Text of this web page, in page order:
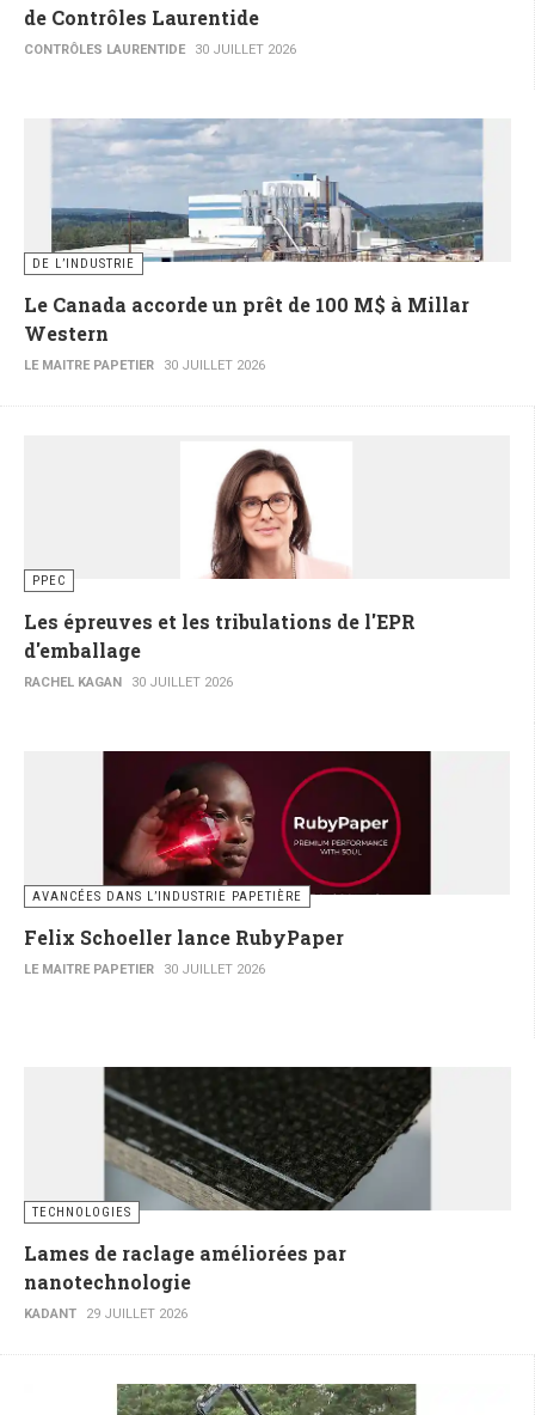
de Contrôles Laurentide
CONTRÔLES LAURENTIDE 30 JUILLET 2026
DE L’INDUSTRIE
Le Canada accorde un prêt de 100 M$ à Millar
Western
LE MAITRE PAPETIER 30 JUILLET 2026
PPEC
Les épreuves et les tribulations de l'EPR
d'emballage
RACHEL KAGAN 30 JUILLET 2026
AVANCÉES DANS L’INDUSTRIE PAPETIÈRE
Felix Schoeller lance RubyPaper
LE MAITRE PAPETIER 30 JUILLET 2026
TECHNOLOGIES
Lames de raclage améliorées par
nanotechnologie
KADANT 29 JUILLET 2026